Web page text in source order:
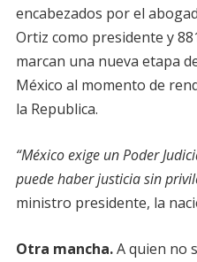
encabezados por el
Ortiz como presidente y
marcan una nueva etapa
México al momento de
la Republica.
“México exige un Poder
puede haber justicia sin
ministro presidente, la
Otra mancha.A quien no